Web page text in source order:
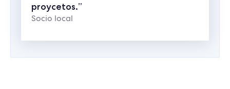
proycetos.”
Socio local